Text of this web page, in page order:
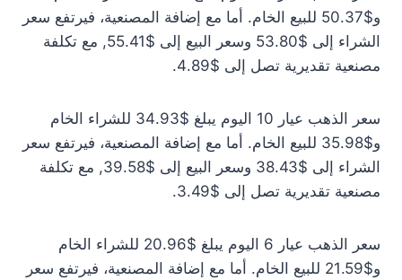
و$50.37 للبيع الخام. أما مع إضافة المصنعية، فيرتفع سعر
الشراء إلى $53.80 وسعر البيع إلى $55.41, مع تكلفة
مصنعية تقديرية تصل إلى $4.89.
سعر الذهب عيار 10 اليوم يبلغ $34.93 للشراء الخام
و$35.98 للبيع الخام. أما مع إضافة المصنعية، فيرتفع سعر
الشراء إلى $38.43 وسعر البيع إلى $39.58, مع تكلفة
مصنعية تقديرية تصل إلى $3.49.
سعر الذهب عيار 6 اليوم يبلغ $20.96 للشراء الخام
و$21.59 للبيع الخام. أما مع إضافة المصنعية، فيرتفع سعر